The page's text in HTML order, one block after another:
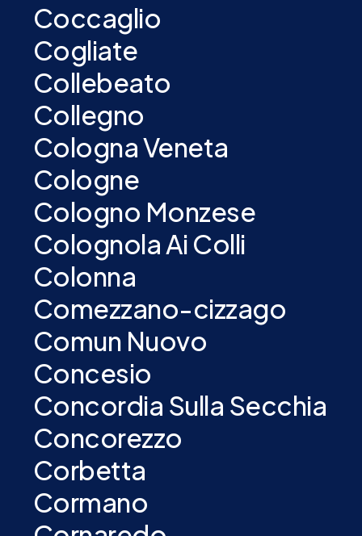
Coccaglio
Cogliate
Collebeato
Collegno
Cologna Veneta
Cologne
Cologno Monzese
Colognola Ai Colli
Colonna
Comezzano-cizzago
Comun Nuovo
Concesio
Concordia Sulla Secchia
Concorezzo
Corbetta
Cormano